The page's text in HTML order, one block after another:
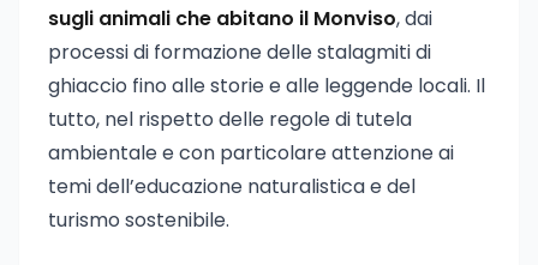
sugli animali che abitano il Monviso, dai
processi di formazione delle stalagmiti di
ghiaccio fino alle storie e alle leggende locali. Il
tutto, nel rispetto delle regole di tutela
ambientale e con particolare attenzione ai
temi dell’educazione naturalistica e del
turismo sostenibile.